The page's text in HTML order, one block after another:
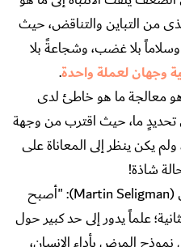
من التباين والتناقض، حيث
بلا غضب، وشجاعةً بلا
وجهان لعملة واحدة.
معالجة ما هو خاطئ لدى
تحديدٍ ما، حيث اقترب من وجهة
يكن ينظر إلى المعاناة على
شاذة!
يقول عالم النفس مارتن سليجمان (Martin Seligman): "أصبح
علماً يدور إلى حد كبير حول